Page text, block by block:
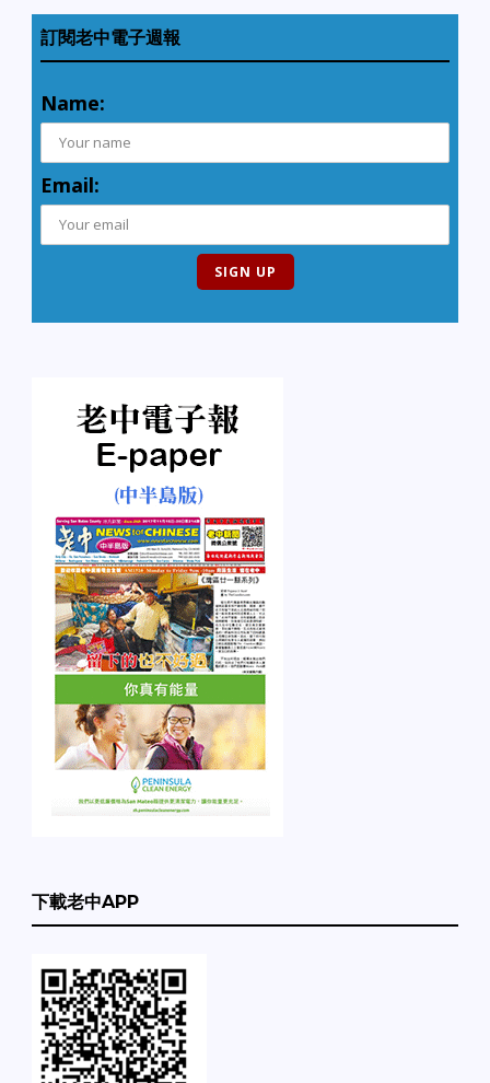
訂閱老中電子週報
Name:
Email:
下載老中APP